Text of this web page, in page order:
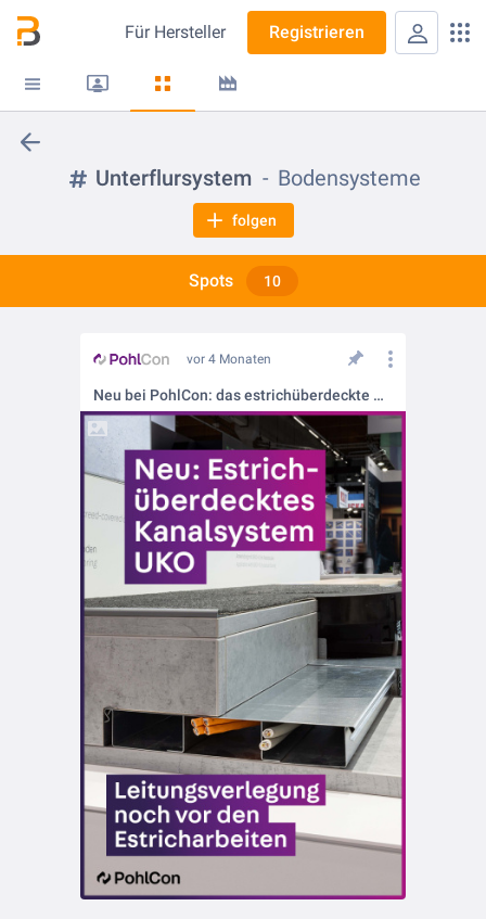
Für Hersteller Registrieren
Unterflursystem Bodensysteme
folgen
Spots 10
vor 4 Monaten
Neu bei PohlCon: das estrichüberdeckte Kanalsystem UKO